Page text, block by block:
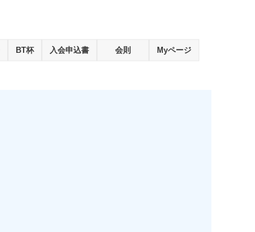
BT杯 入会申込書 会則 Myページ